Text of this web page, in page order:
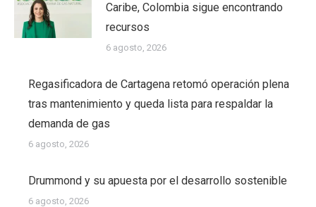
Caribe, Colombia sigue encontrando
recursos
6 agosto, 2026
Regasificadora de Cartagena retomó operación plena
tras mantenimiento y queda lista para respaldar la
demanda de gas
6 agosto, 2026
Drummond y su apuesta por el desarrollo sostenible
6 agosto, 2026